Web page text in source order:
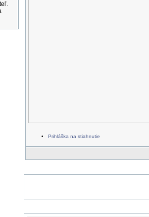
Prihláška na stiahnutie